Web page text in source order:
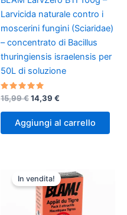
Larvicida naturale contro i
moscerini fungini (Sciaridae)
– concentrato di Bacillus
thuringiensis israelensis per
50L di soluzione
Valutato
5.00
su 5
15,99€Il
originale
era:
14,39 €
attuale
è:
Aggiungi al carrello
In vendita!